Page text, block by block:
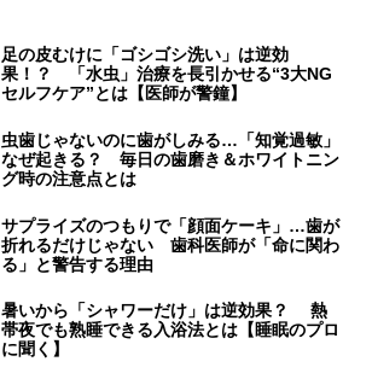
足の皮むけに「ゴシゴシ洗い」は逆効
果！？ 「水虫」治療を長引かせる“3大NG
セルフケア”とは【医師が警鐘】
虫歯じゃないのに歯がしみる…「知覚過敏」
なぜ起きる？ 毎日の歯磨き＆ホワイトニン
グ時の注意点とは
サプライズのつもりで「顔面ケーキ」…歯が
折れるだけじゃない 歯科医師が「命に関わ
る」と警告する理由
暑いから「シャワーだけ」は逆効果？ 熱
帯夜でも熟睡できる入浴法とは【睡眠のプロ
に聞く】